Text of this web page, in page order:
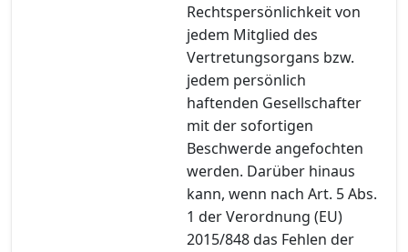
Rechtspersönlichkeit von
jedem Mitglied des
Vertretungsorgans bzw.
jedem persönlich
haftenden Gesellschafter
mit der sofortigen
Beschwerde angefochten
werden. Darüber hinaus
kann, wenn nach Art. 5 Abs.
1 der Verordnung (EU)
2015/848 das Fehlen der